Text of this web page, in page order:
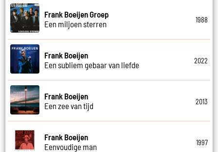
Frank Boeijen Groep
Een miljoen sterren
1988
Frank Boeijen
Een subliem gebaar van liefde
2022
Frank Boeijen
Een zee van tijd
2013
Frank Boeijen
Eenvoudige man
1997